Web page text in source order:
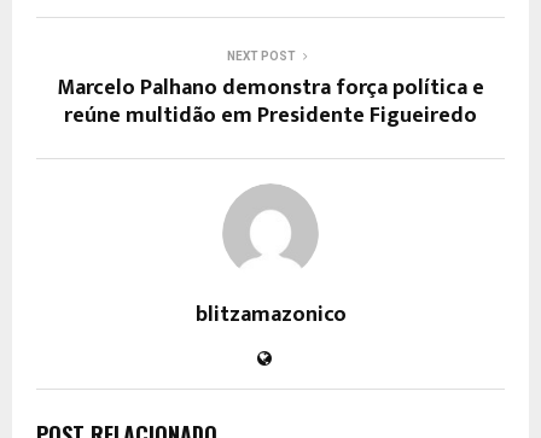
NEXT POST
Marcelo Palhano demonstra força política e
reúne multidão em Presidente Figueiredo
blitzamazonico